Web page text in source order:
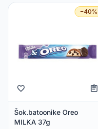
−40%
Šok.batoonike Oreo
MILKA 37g